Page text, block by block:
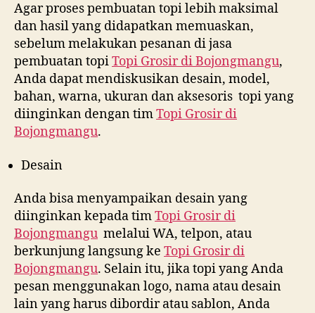
Agar proses pembuatan topi lebih maksimal
dan hasil yang didapatkan memuaskan,
sebelum melakukan pesanan di jasa
pembuatan topiTopi Grosir diBojongmangu,
Anda dapat mendiskusikan desain, model,
bahan, warna, ukuran dan aksesoris topi yang
diinginkan dengan timTopi Grosir di
Bojongmangu.
Desain
Anda bisa menyampaikan desain yang
diinginkan kepada timTopi Grosir di
Bojongmangu melalui WA, telpon, atau
berkunjung langsung ke Topi Grosir di
Bojongmangu. Selain itu, jika topi yang Anda
pesan menggunakan logo, nama atau desain
lain yang harus dibordir atau sablon, Anda